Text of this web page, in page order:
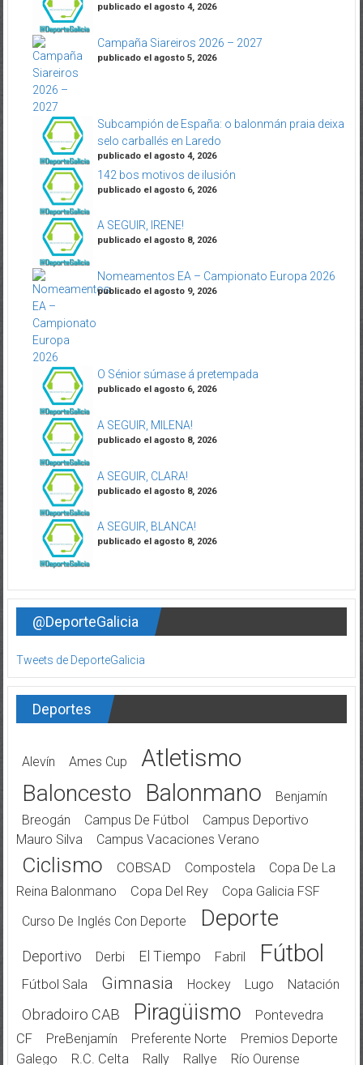
publicado el agosto 4, 2026
Campaña Siareiros 2026 – 2027
publicado el agosto 5, 2026
Subcampión de España: o balonmán praia deixa
selo carballés en Laredo
publicado el agosto 4, 2026
142 bos motivos de ilusión
publicado el agosto 6, 2026
A SEGUIR, IRENE!
publicado el agosto 8, 2026
Nomeamentos EA – Campionato Europa 2026
publicado el agosto 9, 2026
O Sénior súmase á pretempada
publicado el agosto 6, 2026
A SEGUIR, MILENA!
publicado el agosto 8, 2026
A SEGUIR, CLARA!
publicado el agosto 8, 2026
A SEGUIR, BLANCA!
publicado el agosto 8, 2026
@DeporteGalicia
Tweets de DeporteGalicia
Deportes
Alevín Ames Cup Atletismo
Baloncesto Balonmano
Benjamín
Breogán
Campus De Fútbol
Campus Deportivo
Mauro Silva
Campus Vacaciones Verano
Ciclismo COBSAD Compostela
Copa De La
Reina Balonmano
Copa Del Rey
Copa Galicia FSF
Curso De Inglés Con Deporte
Deporte
Deportivo Derbi El Tiempo Fabril Fútbol
Fútbol Sala Gimnasia Hockey Lugo Natación
Obradoiro CAB Piragüismo
Pontevedra
CF
PreBenjamín Preferente Norte
Premios Deporte
Galego
R.C. Celta Rally Rallye Río Ourense